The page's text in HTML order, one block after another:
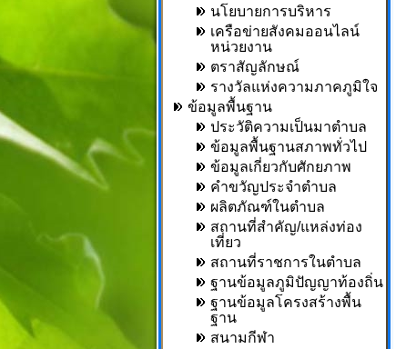
นโยบายการบริหาร
เครือข่ายสังคมออนไลน์
หน่วยงาน
ตราสัญลักษณ์
รางวัลแห่งความภาคภูมิใจ
ข้อมูลพื้นฐาน
ประวัติความเป็นมาตำบล
ข้อมูลพื้นฐานสภาพทั่วไป
ข้อมูลเกี่ยวกับศักยภาพ
คำขวัญประจำตำบล
ผลิตภัณฑ์ในตำบล
สถานที่สำคัญ/แหล่งท่อง
เที่ยว
สถานที่ราชการในตำบล
ฐานข้อมูลภูมิปัญญาท้องถิ่น
ฐานข้อมูลโครงสร้างพื้น
ฐาน
สนามกีฬา